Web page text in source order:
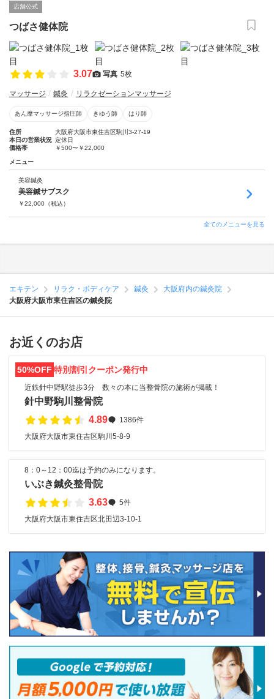
店舗公式
つばさ健体院
3.07 写真 5枚
マッサージ 鍼灸 リラクゼーションマッサージ
あん摩マッサージ指圧師 きゆう師 はり師
住所
大阪府大阪市東住吉区駒川3-27-19
本日の営業状況 定休日
価格帯
￥500〜￥22,000
メニュー
美容鍼灸
美容鍼サブスク
￥22,000 （税込）
全てのメニューを見る
エキテン リラク・ボディケア 鍼灸
大阪府内の鍼灸院
大阪府大阪市東住吉区の鍼灸院
お近くのお店
50%OFF 特別割引クーポン発行中
近鉄針中野駅徒歩3分 数々の本に当整骨院の施術が掲載！
針中野駒川整骨院
4.89
1386件
大阪府大阪市東住吉区駒川5-8-9
8：0～12：00迄は予約のみになります。
いぶき鍼灸整骨院
3.63
5件
大阪府大阪市東住吉区北田辺3-10-1